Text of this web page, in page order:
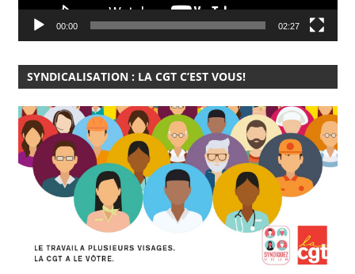
00:00 02:27
SYNDICALISATION : LA CGT C’EST VOUS!